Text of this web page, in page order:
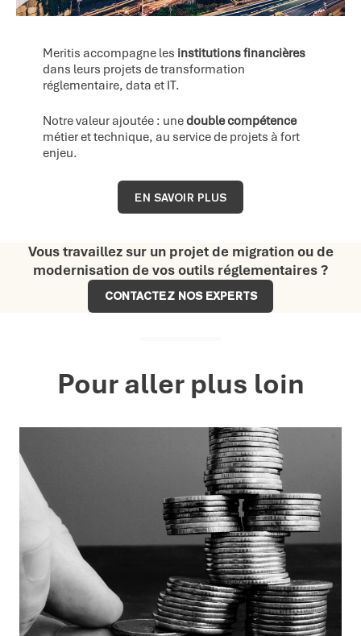
Meritis accompagne les institutions financières
dans leurs projets de transformation
réglementaire, data et IT.
Notre valeur ajoutée : unedouble compétence
métier et technique, au service de projets à fort
enjeu.
EN SAVOIR PLUS
Vous travaillez sur un projet de migration ou de
modernisation de vos outils réglementaires ?
CONTACTEZ NOS EXPERTS
Pour aller plus loin